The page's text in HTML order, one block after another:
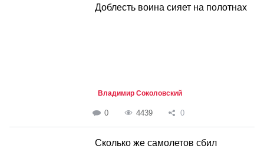
Доблесть воина сияет на полотнах
Владимир Соколовский
0 4439 0
Сколько же самолетов сбил